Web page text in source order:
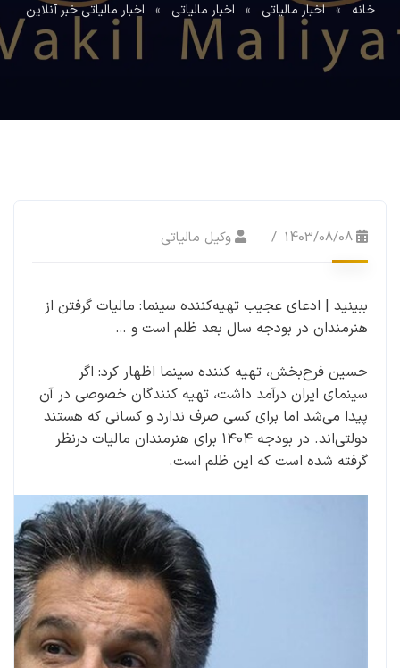
خانه » اخبار مالیاتی » اخبار مالیاتی » اخبار مالیاتی خبر آنلاین
1403/08/08 وکیل مالیاتی
ببینید | ادعای عجیب تهیه‌کننده سینما: مالیات گرفتن از
هنرمندان در بودجه سال بعد ظلم است و …
حسین فرح‌بخش، تهیه کننده سینما اظهار کرد: اگر
سینمای ایران درآمد داشت، تهیه کنندگان خصوصی در آن
پیدا می‌شد اما برای کسی صرف ندارد و کسانی که هستند
دولتی‌اند. در بودجه ۱۴۰۴ برای هنرمندان مالیات درنظر
گرفته شده است که این ظلم است.